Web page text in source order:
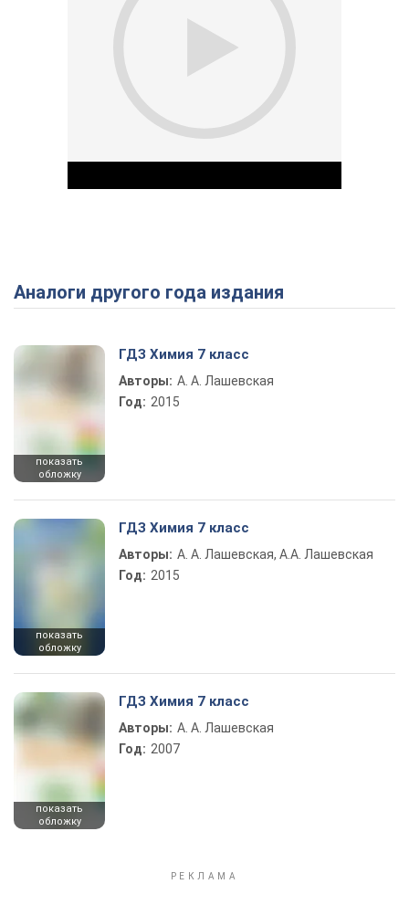
Play Video
Аналоги другого года издания
показать
обложку
ГДЗ Химия 7 класс
Авторы: А. А. Лашевская
Год: 2015
показать
обложку
ГДЗ Химия 7 класс
Авторы: А. А. Лашевская, А.А. Лашевская
Год: 2015
показать
обложку
ГДЗ Химия 7 класс
Авторы: А. А. Лашевская
Год: 2007